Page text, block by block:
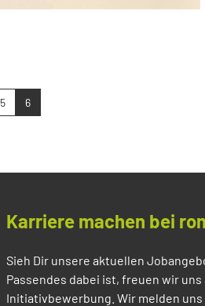
5 6
Karriere machen bei
Sieh Dir unsere aktuellen
Passendes dabei ist, freuen wir uns
Initiativbewerbung. Wir melden